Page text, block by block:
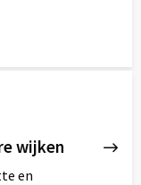
wijken
en